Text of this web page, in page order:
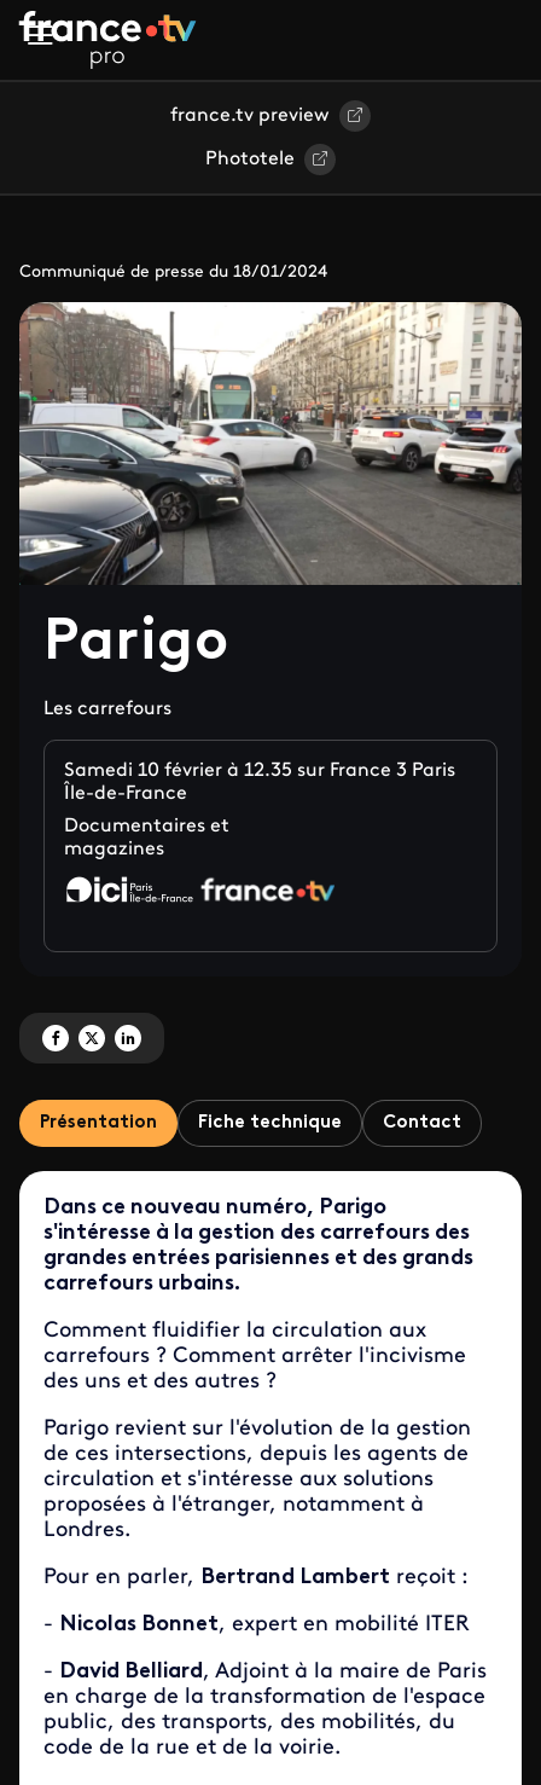
Aller au contenu principal
france.tv preview
Phototele
Communiqué de presse du 18/01/2024
Parigo
Les carrefours
Samedi 10 février à 12.35 sur France 3 Paris
Île-de-France
Documentaires et
magazines
Partagez 'Parigo' sur Facebook
Partagez 'Parigo' sur X
Partagez 'Parigo' sur LinkedIn
Présentation Fiche technique Contact
Dans ce nouveau numéro, Parigo
s'intéresse à la gestion des carrefours des
grandes entrées parisiennes et des grands
carrefours urbains.
Comment fluidifier la circulation aux
carrefours ? Comment arrêter l'incivisme
des uns et des autres ?
Parigo revient sur l'évolution de la gestion
de ces intersections, depuis les agents de
circulation et s'intéresse aux solutions
proposées à l'étranger, notamment à
Londres.
Pour en parler, Bertrand Lambert reçoit :
- Nicolas Bonnet, expert en mobilité ITER
- David Belliard, Adjoint à la maire de Paris
en charge de la transformation de l'espace
public, des transports, des mobilités, du
code de la rue et de la voirie.